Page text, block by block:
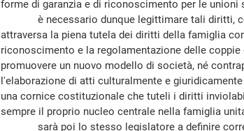
forme di garanzia e di riconoscimento per le unioni
è necessario dunque legittimare tali diritti,
attraversa la piena tutela dei diritti della famiglia
riconoscimento e la regolamentazione delle
promuovere un nuovo modello di società, né
l'elaborazione di atti culturalmente e
una cornice costituzionale che tuteli i diritti
sempre il proprio nucleo centrale nella famiglia
sarà poi lo stesso legislatore a definire